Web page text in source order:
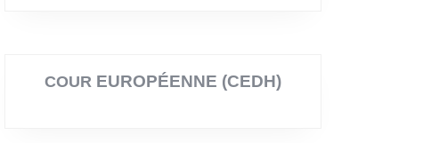
COUR EUROPÉENNE (CEDH)